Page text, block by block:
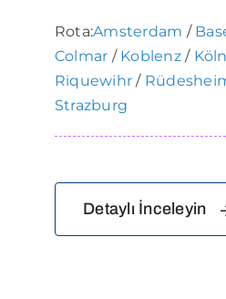
Rota:Amsterdam /
Colmar / Koblenz/ Köln
Riquewihr /
Strazburg
Detaylı İnceleyin